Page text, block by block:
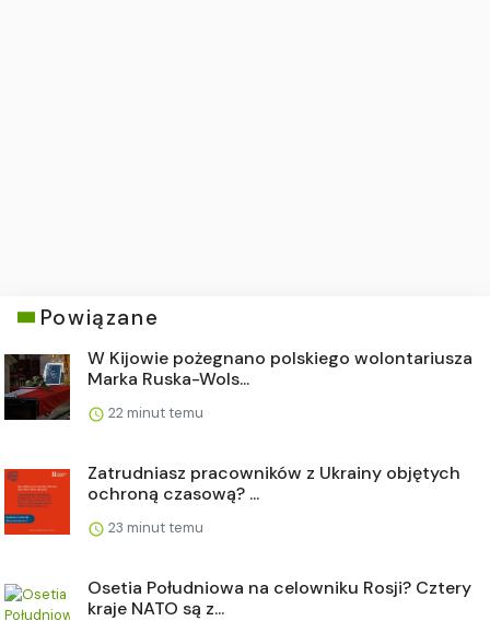
Powiązane
W Kijowie pożegnano polskiego wolontariusza
Marka Ruska-Wols...
22 minut temu
Zatrudniasz pracowników z Ukrainy objętych
ochroną czasową? ...
23 minut temu
Osetia Południowa na celowniku Rosji? Cztery
kraje NATO są z...